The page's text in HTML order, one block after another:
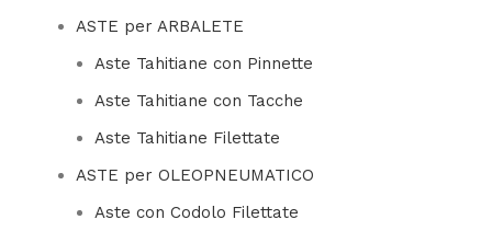
ASTE per ARBALETE
Aste Tahitiane con Pinnette
Aste Tahitiane con Tacche
Aste Tahitiane Filettate
ASTE per OLEOPNEUMATICO
Aste con Codolo Filettate